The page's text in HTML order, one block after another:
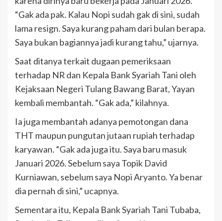
“Gak ada pak. Kalau Nopi sudah gak di sini, sudah
lama resign. Saya kurang paham dari bulan berapa.
Saya bukan bagiannya jadi kurang tahu,” ujarnya.
Saat ditanya terkait dugaan pemeriksaan
terhadap NR dan Kepala Bank Syariah Tani oleh
Kejaksaan Negeri Tulang Bawang Barat, Yayan
kembali membantah. “Gak ada,” kilahnya.
Ia juga membantah adanya pemotongan dana
THT maupun pungutan jutaan rupiah terhadap
karyawan. “Gak ada juga itu. Saya baru masuk
Januari 2026. Sebelum saya Topik David
Kurniawan, sebelum saya Nopi Aryanto. Ya benar
dia pernah di sini,” ucapnya.
Sementara itu, Kepala Bank Syariah Tani Tubaba,